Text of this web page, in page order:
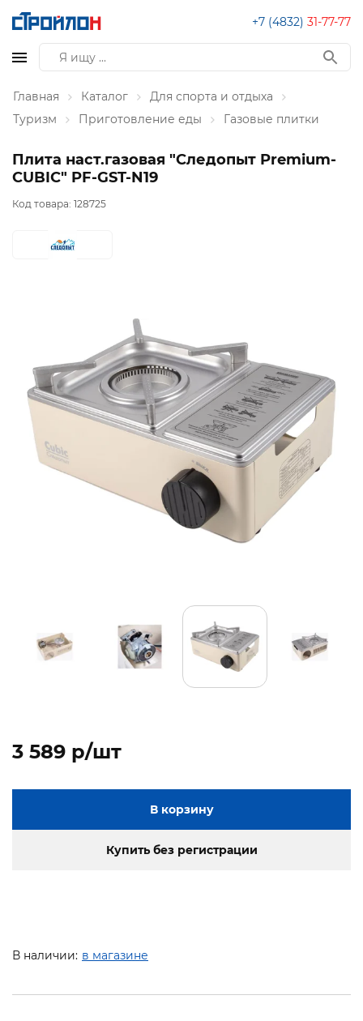
+7 (4832) 31-77-77
Главная Каталог
Для спорта и отдыха
Туризм
Приготовление еды Газовые плитки
Плита наст.газовая "Следопыт Premium-
CUBIC" PF-GST-N19
Код товара: 128725
3 589 p/шт
В корзину
Купить без регистрации
В наличии: в магазине